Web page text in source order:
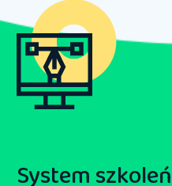
System szkoleń